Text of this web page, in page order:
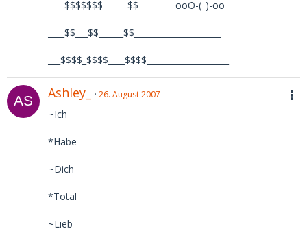
____$$$$$$$______$$_________ooO-(_)-oo_
____$$___$$______$$_____________________
___$$$$_$$$$____$$$$____________________
Ashley_ 26. August 2007
~Ich
*Habe
~Dich
*Total
~Lieb